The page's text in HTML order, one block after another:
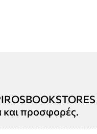
και προσφορές.